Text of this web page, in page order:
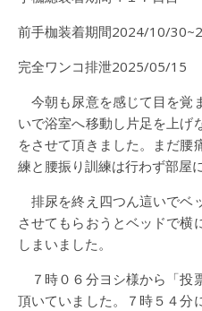
前手枷装着期間2024/10/
完全ワンコ排泄2025/05/15
今朝も尿意を感じて目を覚
いで浴室へ移動し片足を上げ
をさせて頂きました。まだ腰
練と腰振り訓練は行わず部屋
排尿を終え四つん這いでベ
させてもらおうとベッドで横
しまいました。
７時０６分ヨシ様から「投
頂いていました。７時５４分